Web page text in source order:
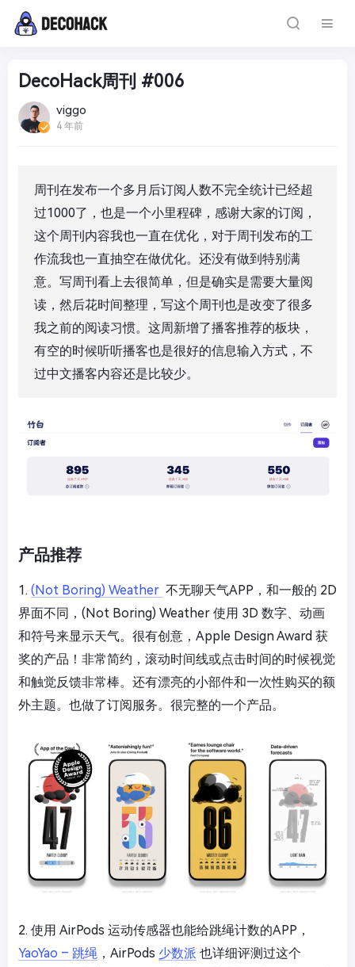
DecoHack周刊 #006
viggo
4 年前
周刊在发布一个多月后订阅人数不完全统计已经超
过1000了，也是一个小里程碑，感谢大家的订阅，
这个周刊内容我也一直在优化，对于周刊发布的工
作流我也一直抽空在做优化。还没有做到特别满
意。写周刊看上去很简单，但是确实是需要大量阅
读，然后花时间整理，写这个周刊也是改变了很多
我之前的阅读习惯。这周新增了播客推荐的板块，
有空的时候听听播客也是很好的信息输入方式，不
过中文播客内容还是比较少。
产品推荐
1. (Not Boring) Weather 不无聊天气APP，和一般的 2D
界面不同，(Not Boring) Weather 使用 3D 数字、动画
和符号来显示天气。很有创意，Apple Design Award 获
奖的产品！非常简约，滚动时间线或点击时间的时候视觉
和触觉反馈非常棒。还有漂亮的小部件和一次性购买的额
外主题。也做了订阅服务。很完整的一个产品。
2. 使用 AirPods 运动传感器也能给跳绳计数的APP，
YaoYao – 跳绳 ，AirPods 少数派 也详细评测过这个